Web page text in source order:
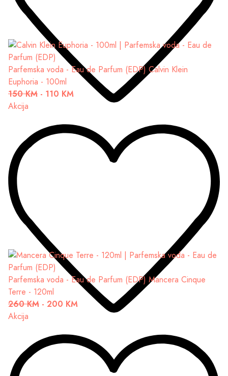
Parfemska voda - Eau de Parfum (EDP) Calvin Klein
Euphoria - 100ml
150 KM - 110 KM
Akcija
Parfemska voda - Eau de Parfum (EDP) Mancera Cinque
Terre - 120ml
260 KM - 200 KM
Akcija